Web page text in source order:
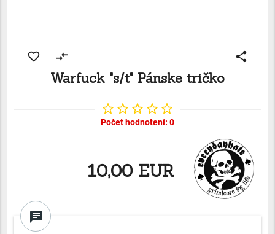
favorite_border compare_arrows share
Warfuck "s/t" Pánske tričko
star_borderstar_borderstar_borderstar_borderstar_border
Počet hodnotení: 0
10,00 EUR
chat